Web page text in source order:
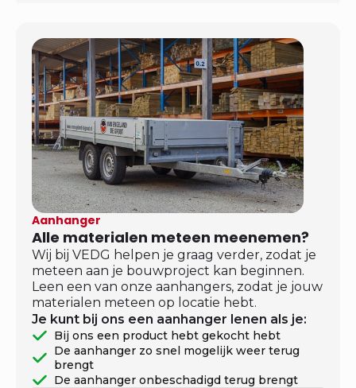
Aanhanger
Alle materialen meteen meenemen?
Wij bij VEDG helpen je graag verder, zodat je
meteen aan je bouwproject kan beginnen.
Leen een van onze aanhangers, zodat je jouw
materialen meteen op locatie hebt.
Je kunt bij ons een aanhanger lenen als je:
Bij ons een product hebt gekocht hebt
De aanhanger zo snel mogelijk weer terug
brengt
De aanhanger onbeschadigd terug brengt